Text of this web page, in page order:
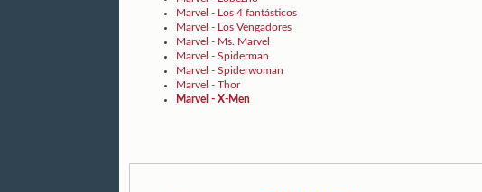
Marvel - Los 4 fantásticos
Marvel - Los Vengadores
Marvel - Ms. Marvel
Marvel - Spiderman
Marvel - Spiderwoman
Marvel - Thor
Marvel - X-Men